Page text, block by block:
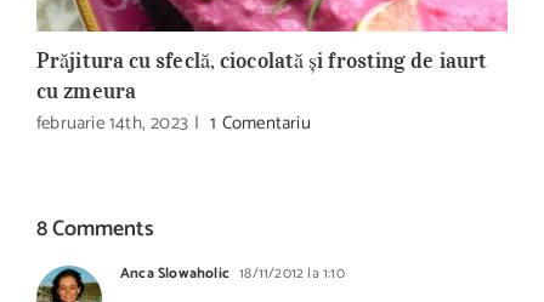
Prăjitura cu sfeclă, ciocolată și frosting de iaurt
cu zmeura
februarie 14th, 2023 | 1 Comentariu
8 Comments
Anca Slowaholic 18/11/2012 la 1:10